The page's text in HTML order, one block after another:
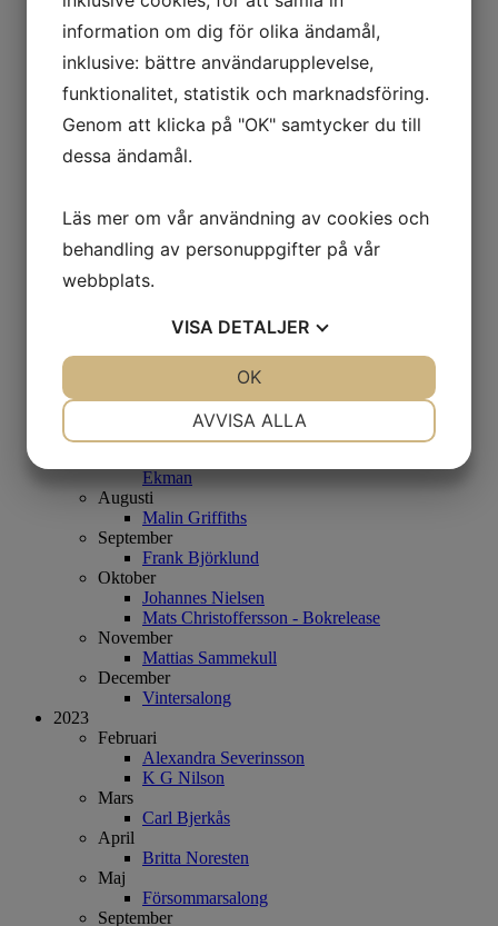
Sommarsalong
Augusti
September
Mats Åkerman
Oktober
Ulla Ohlson
December
2022
Januari
Open call
Mars
Simon Dahlgren Strååt
April
Caroline af Ugglas
Maj
Ekman
Augusti
Malin Griffiths
September
Frank Björklund
Oktober
Johannes Nielsen
Mats Christoffersson - Bokrelease
November
Mattias Sammekull
December
Vintersalong
2023
Februari
Alexandra Severinsson
K G Nilson
Mars
Carl Bjerkås
April
Britta Noresten
Maj
Försommarsalong
September
information om dig för olika ändamål,
inklusive: bättre användarupplevelse,
funktionalitet, statistik och marknadsföring.
Genom att klicka på "OK" samtycker du till
dessa ändamål.
Läs mer om vår användning av cookies och
behandling av personuppgifter på vår
webbplats.
VISA DETALJER
MARKNADSFÖRING
AVVISA ALLA
OK